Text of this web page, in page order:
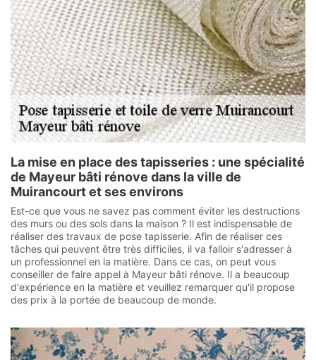
La mise en place des tapisseries : une spécialité
de Mayeur bâti rénove dans la ville de
Muirancourt et ses environs
Est-ce que vous ne savez pas comment éviter les destructions
des murs ou des sols dans la maison ? Il est indispensable de
réaliser des travaux de pose tapisserie. Afin de réaliser ces
tâches qui peuvent être très difficiles, il va falloir s'adresser à
un professionnel en la matière. Dans ce cas, on peut vous
conseiller de faire appel à Mayeur bâti rénove. Il a beaucoup
d'expérience en la matière et veuillez remarquer qu'il propose
des prix à la portée de beaucoup de monde.